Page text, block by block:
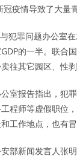
冠疫情导致了大量
犯罪问题办公室
的一半。联合
往其它园区、性剥
室报告指出，犯
程师等虚假职位
工作地点，也有
部新闻发言人张